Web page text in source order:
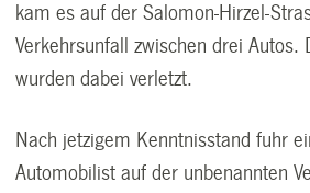
kam es auf der Salomon-Hirzel-
Verkehrsunfall zwischen drei Autos.
wurden dabei verletzt.
Nach jetzigem Kenntnisstand fuhr
Automobilist auf der unbenannten